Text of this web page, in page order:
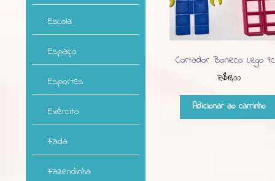
Cortador Boneco Lego
R$18,00
Adicionar ao carrinho
Escola
Espaço
Esportes
Exército
Fada
Fazendinha